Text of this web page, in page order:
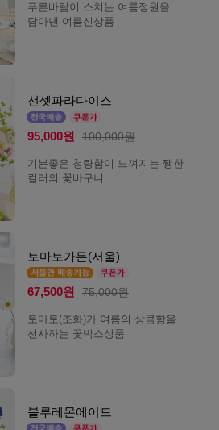
푸른바람이 스치는 여름정원을
담아낸 여름신상품
선셋파라다이스
95,000원 100,000원
기분좋은 청량함이 느껴지는 쨍한
컬러의 꽃바구니
토마토가든(서울)
67,500원 75,000원
토마토(조화)가 여름의 상큼함을
선사하는 꽃박스상품
블루레몬에이드